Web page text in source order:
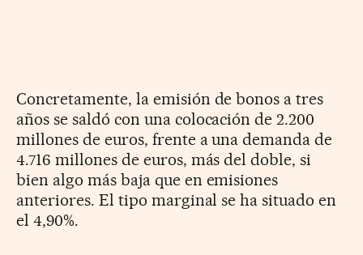
Concretamente, la emisión de bonos a tres
años se saldó con una colocación de 2.200
millones de euros, frente a una demanda de
4.716 millones de euros, más del doble, si
bien algo más baja que en emisiones
anteriores. El tipo marginal se ha situado en
el 4,90%.